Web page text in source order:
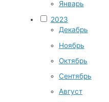
Январь
2023
Декабрь
Ноябрь
Октябрь
Сентябрь
Август